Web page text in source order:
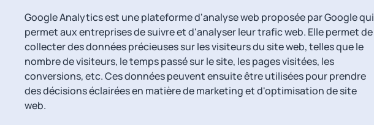
Google Analytics est une plateforme d'analyse web proposée par Google qui
permet aux entreprises de suivre et d'analyser leur trafic web. Elle permet de
collecter des données précieuses sur les visiteurs du site web, telles que le
nombre de visiteurs, le temps passé sur le site, les pages visitées, les
conversions, etc. Ces données peuvent ensuite être utilisées pour prendre
des décisions éclairées en matière de marketing et d'optimisation de site
web.